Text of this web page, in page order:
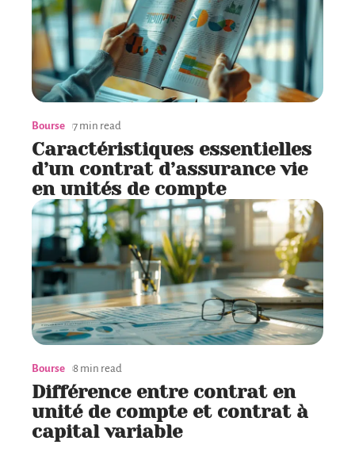
Bourse 7 min read
Caractéristiques essentielles
d’un contrat d’assurance vie
en unités de compte
Bourse 8 min read
Différence entre contrat en
unité de compte et contrat à
capital variable